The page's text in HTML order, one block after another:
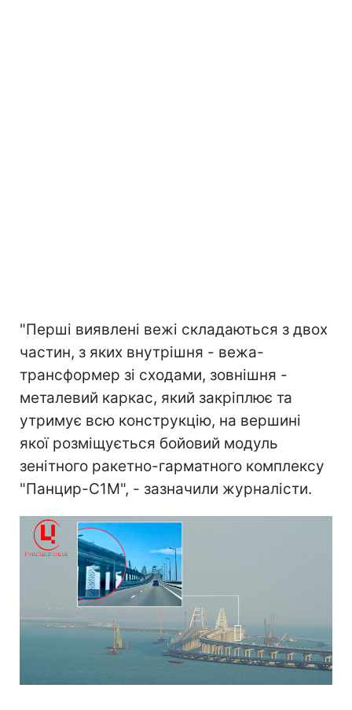
"Перші виявлені вежі складаються з двох
частин, з яких внутрішня - вежа-
трансформер зі сходами, зовнішня -
металевий каркас, який закріплює та
утримує всю конструкцію, на вершині
якої розміщується бойовий модуль
зенітного ракетно-гарматного комплексу
"Панцир-С1М", - зазначили журналісти.